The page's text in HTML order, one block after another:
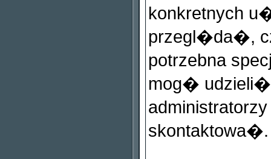
konkretnych
przegl�da�,
potrzebna
mog� udzieli�
skontaktowa�.